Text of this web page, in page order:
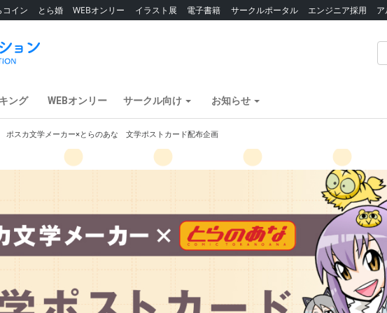
コイン とら婚 WEBオンリー イラスト展 電子書籍 サークルポータル エンジニア採用
ング WEBオンリー サークル向け お知らせ
ポスカ文学メーカー×とらのあな 文学ポストカード配布企画